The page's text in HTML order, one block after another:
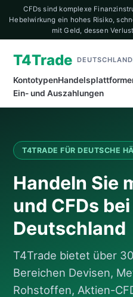
CFDs sind komplexe
Hebelwirkung ein hohes Risiko,
mit Geld, dessen
T4Trade DEUTSCHLAND
Kontotypen
Ein- und Auszahlungen
T4TRADE FÜR DEUTSCHE
Handeln Sie
und CFDs
Deutschland
T4Trade bietet über
Bereichen Devisen,
Rohstoffen, Aktien-